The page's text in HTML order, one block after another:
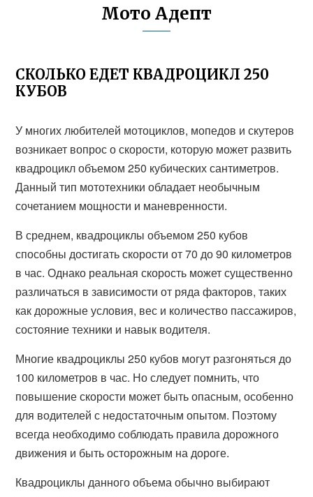
Мото Адепт
СКОЛЬКО ЕДЕТ КВАДРОЦИКЛ 250
КУБОВ
У многих любителей мотоциклов, мопедов и скутеров
возникает вопрос о скорости, которую может развить
квадроцикл объемом 250 кубических сантиметров.
Данный тип мототехники обладает необычным
сочетанием мощности и маневренности.
В среднем, квадроциклы объемом 250 кубов
способны достигать скорости от 70 до 90 километров
в час. Однако реальная скорость может существенно
различаться в зависимости от ряда факторов, таких
как дорожные условия, вес и количество пассажиров,
состояние техники и навык водителя.
Многие квадроциклы 250 кубов могут разгоняться до
100 километров в час. Но следует помнить, что
повышение скорости может быть опасным, особенно
для водителей с недостаточным опытом. Поэтому
всегда необходимо соблюдать правила дорожного
движения и быть осторожным на дороге.
Квадроциклы данного объема обычно выбирают